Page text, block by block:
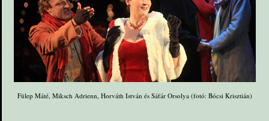
Fülep Máté, Miksch Adrienn, Horváth István és Sáfár Orsolya (fotó: Bócsi Krisztián)